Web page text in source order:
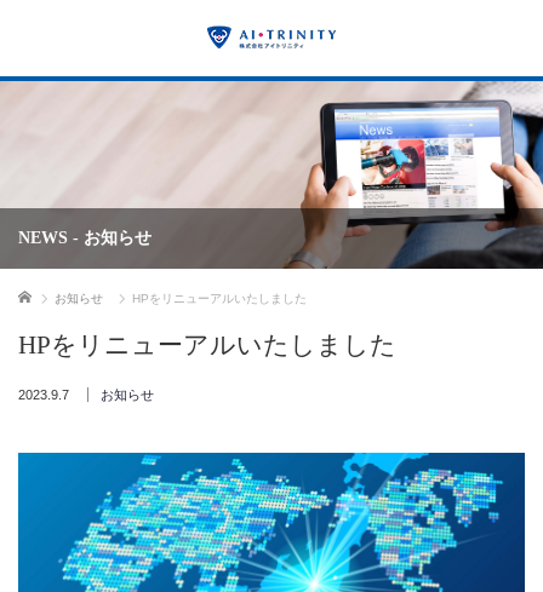
NEWS - お知らせ
ホーム お知らせ HPをリニューアルいたしました
HPをリニューアルいたしました
2023.9.7 お知らせ